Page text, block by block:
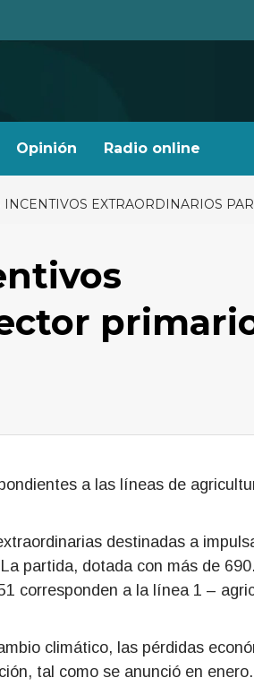
Opinión Radio online
EXTRAORDINARIOS
a las líneas de
destinadas a
partida, dotada con más de
corresponden a la línea 1 –
climático, las pérdidas
tal como se anunció en enero.